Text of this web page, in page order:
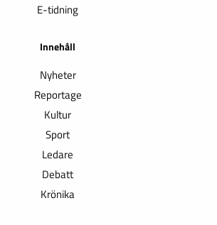
E-tidning
Innehåll
Nyheter
Reportage
Kultur
Sport
Ledare
Debatt
Krönika